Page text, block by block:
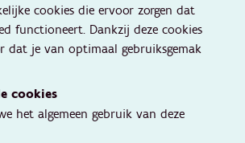
cookies die ervoor zorgen dat
functioneert. Dankzij deze cookies
dat je van optimaal gebruiksgemak
cookies
het algemeen gebruik van deze